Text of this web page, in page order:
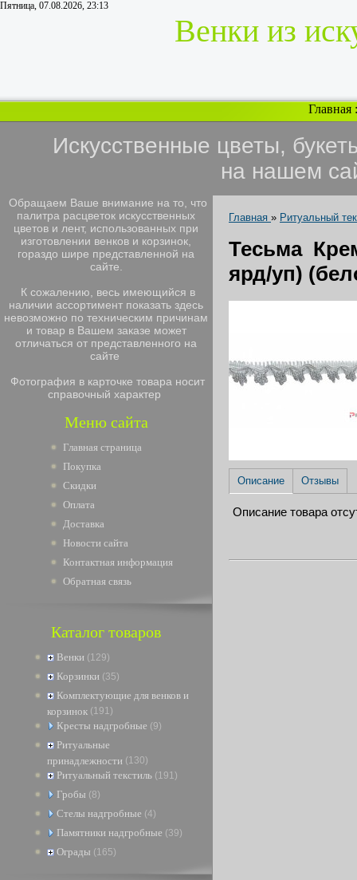
Пятница, 07.08.2026, 23:13
Венки из
Главная
Искусственные цветы,
на нашем
Обращаем Ваше внимание на то, что
палитра расцветок искусственных
цветов и лент, использованных при
изготовлении венков и корзинок,
гораздо шире представленной на
сайте.
К сожалению, весь имеющийся в
наличии ассортимент показать здесь
невозможно по техническим причинам
и товар в Вашем заказе может
отличаться от представленного на
сайте
Фотография в карточке товара носит
справочный характер
Меню сайта
Главная страница
Покупка
Скидки
Оплата
Доставка
Новости сайта
Контактная информация
Обратная связь
Каталог товаров
Венки (129)
Корзинки (35)
Комплектующие для венков и
корзинок (191)
Кресты надгробные (9)
Ритуальные
принадлежности (130)
Ритуальный текстиль (191)
Гробы (8)
Стелы надгробные (4)
Памятники надгробные (39)
Ограды (165)
Главная » Ритуальный
Тесьма
ярд/уп)
Описание Отзывы
Описание товара